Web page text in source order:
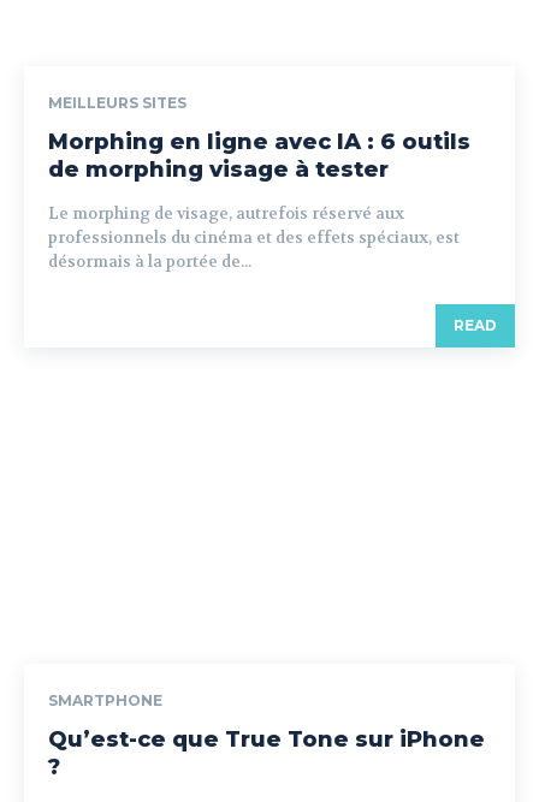
MEILLEURS SITES
Morphing en ligne avec IA : 6 outils
de morphing visage à tester
Le morphing de visage, autrefois réservé aux
professionnels du cinéma et des effets spéciaux, est
désormais à la portée de...
READ
SMARTPHONE
Qu’est-ce que True Tone sur iPhone
?